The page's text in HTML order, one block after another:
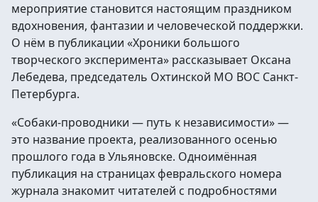
мероприятие становится настоящим праздником
вдохновения, фантазии и человеческой поддержки.
О нём в публикации «Хроники большого
творческого эксперимента» рассказывает Оксана
Лебедева, председатель Охтинской МО ВОС Санкт-
Петербурга.
«Собаки-проводники — путь к независимости» —
это название проекта, реализованного осенью
прошлого года в Ульяновске. Одноимённая
публикация на страницах февральского номера
журнала знакомит читателей с подробностями